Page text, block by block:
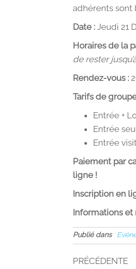
adhérents sont
Date :Jeudi 21
Horaires de la
de rester
Rendez-vous :
Tarifs de
Entrée +
Entrée
Entrée
Paiement par
ligne !
Inscription en
Informations
Publié dans
PRÉCÉDENTE